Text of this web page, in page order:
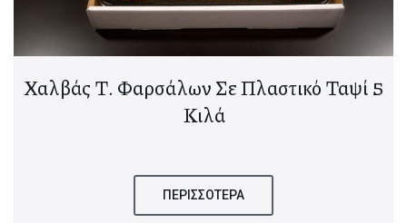
Χαλβάς Τ. Φαρσάλων Σε Πλαστικό Ταψί 5
Κιλά
ΠΕΡΙΣΣΟΤΕΡΑ